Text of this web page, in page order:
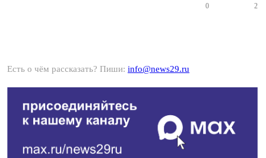
0 2
Есть о чём рассказать? Пиши: info@news29.ru